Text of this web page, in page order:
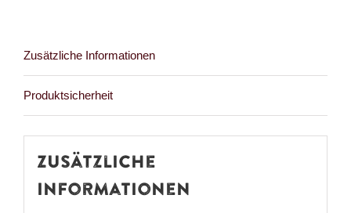
Zusätzliche Informationen
Produktsicherheit
Zusätzliche
Informationen